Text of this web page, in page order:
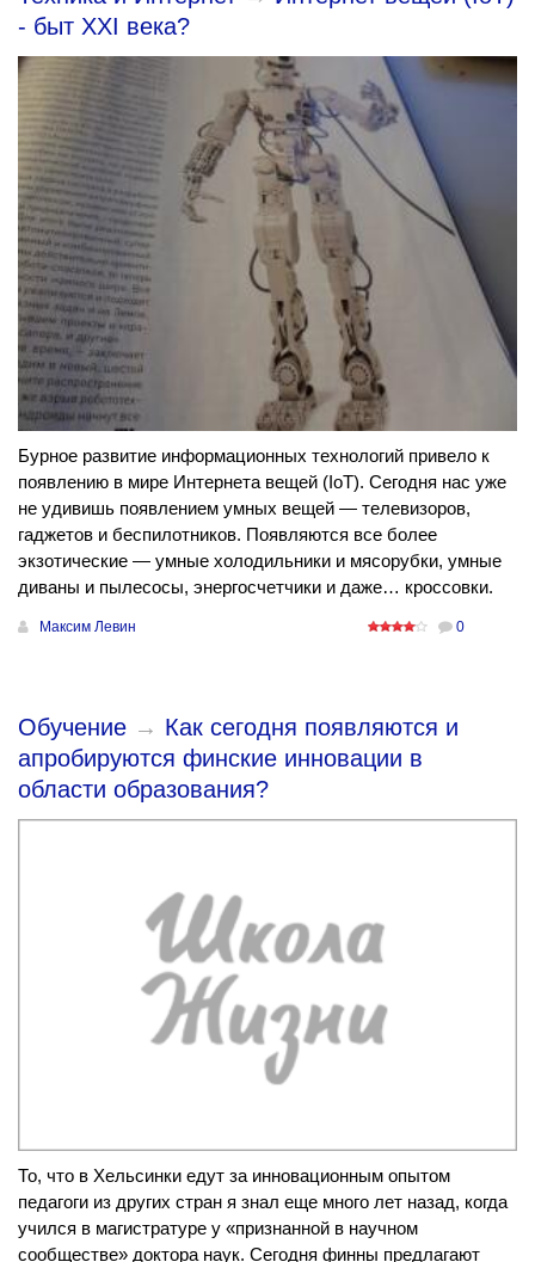
- быт ХХI века?
Бурное развитие информационных технологий привело к
появлению в мире Интернета вещей (IoT). Сегодня нас уже
не удивишь появлением умных вещей — телевизоров,
гаджетов и беспилотников. Появляются все более
экзотические — умные холодильники и мясорубки, умные
диваны и пылесосы, энергосчетчики и даже… кроссовки.
Максим Левин 0
Обучение → Как сегодня появляются и
апробируются финские инновации в
области образования?
То, что в Хельсинки едут за инновационным опытом
педагоги из других стран я знал еще много лет назад, когда
учился в магистратуре у «признанной в научном
сообществе» доктора наук. Сегодня финны предлагают